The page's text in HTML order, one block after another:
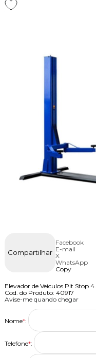
Compartilhar
Facebook
E-mail
X
WhatsApp
Copy
Elevador de Veiculos Pit Stop
Cod. do Produto: 40917
Avise-me quando chegar
Nome*:
Telefone*: